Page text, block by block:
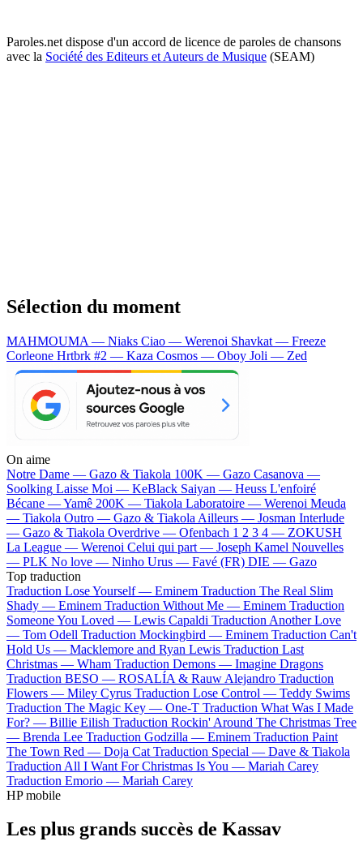
Paroles.net dispose d'un accord de licence de paroles de chansons
avec la Société des Editeurs et Auteurs de Musique (SEAM)
Sélection du moment
MAHMOUMA — Niaks Ciao — Werenoi Shavkat — Freeze
Corleone Hrtbrk #2 — Kaza Cosmos — Oboy Joli — Zed
On aime
Notre Dame — Gazo & Tiakola 100K — Gazo Casanova —
Soolking Laisse Moi — KeBlack Saiyan — Heuss L'enfoiré
Bécane —Yamê 200K — Tiakola Laboratoire — Werenoi Meuda
— Tiakola Outro — Gazo & Tiakola Ailleurs — Josman Interlude
— Gazo & Tiakola Overdrive — Ofenbach 1 2 3 4 — ZOKUSH
La League — Werenoi Celui qui part — Joseph Kamel Nouvelles
— PLK No love — Ninho Urus — Favé (FR) DIE — Gazo
Top traduction
Traduction Lose Yourself — Eminem Traduction The Real Slim
Shady — Eminem Traduction Without Me — Eminem Traduction
Someone You Loved — Lewis Capaldi Traduction Another Love
— Tom Odell Traduction Mockingbird — Eminem Traduction Can't
Hold Us — Macklemore and Ryan Lewis Traduction Last
Christmas — Wham Traduction Demons — Imagine Dragons
Traduction BESO — ROSALÍA & Rauw Alejandro Traduction
Flowers — Miley Cyrus Traduction Lose Control — Teddy Swims
Traduction The Magic Key — One-T Traduction What Was I Made
For? — Billie Eilish Traduction Rockin' Around The Christmas Tree
— Brenda Lee Traduction Godzilla — Eminem Traduction Paint
The Town Red — Doja Cat Traduction Special — Dave & Tiakola
Traduction All I Want For Christmas Is You — Mariah Carey
Traduction Emorio — Mariah Carey
HP mobile
Les plus grands succès de Kassav